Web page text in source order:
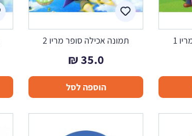
1 תמונה אכילה סופר מריו 2
35.0
₪
הוספה לסל